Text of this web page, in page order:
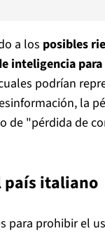
a los posibles
inteligencia para
podrían
la
de "pérdida de
país italiano
para prohibir el